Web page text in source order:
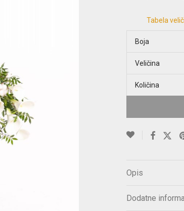
Tabela
Boja
Veličina
Količina
Opis
Dodatne